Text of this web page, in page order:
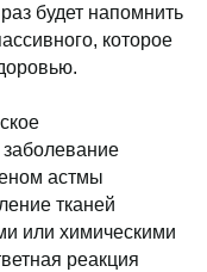
будет напомнить
которое
астмы
тканей
или химическими
реакция